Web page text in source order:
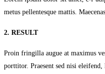
metus pellentesque mattis.
2. RESULT
Proin fringilla augue at maximus
porttitor. Praesent sed nisi